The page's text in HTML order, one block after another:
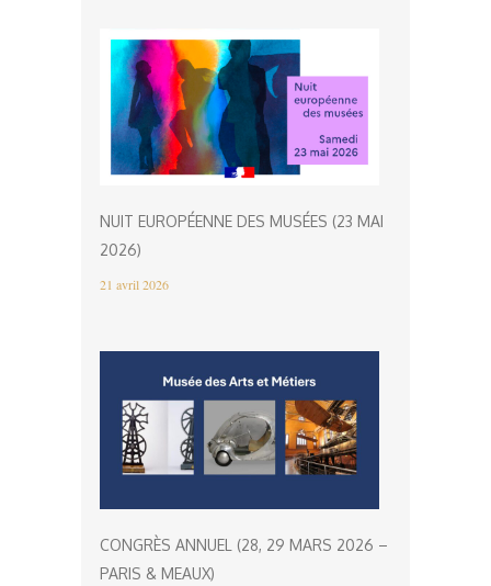
NUIT EUROPÉENNE DES MUSÉES (23 MAI
2026)
21 avril 2026
CONGRÈS ANNUEL (28, 29 MARS 2026 –
PARIS & MEAUX)